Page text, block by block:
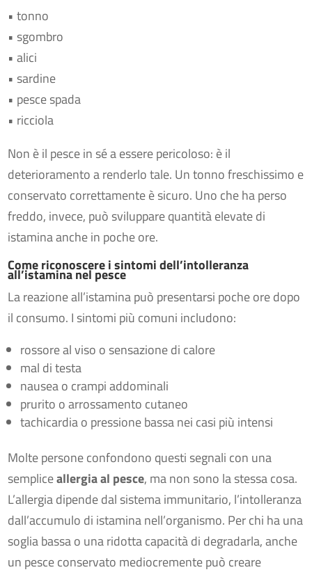
• tonno
• sgombro
• alici
• sardine
• pesce spada
• ricciola
Non è il pesce in sé a essere pericoloso: è il
deterioramento a renderlo tale. Un tonno freschissimo e
conservato correttamente è sicuro. Uno che ha perso
freddo, invece, può sviluppare quantità elevate di
istamina anche in poche ore.
Come riconoscere i sintomi dell’intolleranza
all’istamina nel pesce
La reazione all’istamina può presentarsi poche ore dopo
il consumo. I sintomi più comuni includono:
rossore al viso o sensazione di calore
mal di testa
nausea o crampi addominali
prurito o arrossamento cutaneo
tachicardia o pressione bassa nei casi più intensi
Molte persone confondono questi segnali con una
sempliceallergia al pesce, ma non sono la stessa cosa.
L’allergia dipende dal sistema immunitario, l’intolleranza
dall’accumulo di istamina nell’organismo. Per chi ha una
soglia bassa o una ridotta capacità di degradarla, anche
un pesce conservato mediocremente può creare